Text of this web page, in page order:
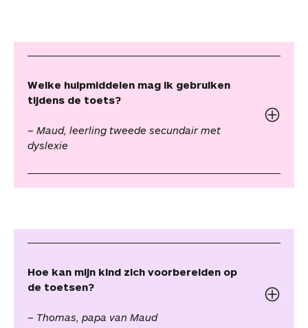
Welke hulpmiddelen mag ik gebruiken
tijdens de toets?
– Maud, leerling tweede secundair met
dyslexie
Hoe kan mijn kind zich voorbereiden op
de toetsen?
– Thomas, papa van Maud